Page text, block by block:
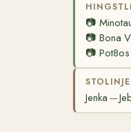
📷
📷 Bona
📷
STOLINJE
Jenka —